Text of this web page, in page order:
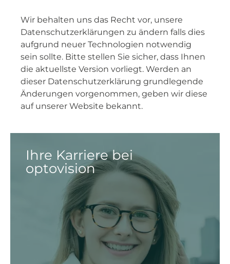
Wir behalten uns das Recht vor, unsere
Datenschutzerklärungen zu ändern falls dies
aufgrund neuer Technologien notwendig
sein sollte. Bitte stellen Sie sicher, dass Ihnen
die aktuellste Version vorliegt. Werden an
dieser Datenschutzerklärung grundlegende
Änderungen vorgenommen, geben wir diese
auf unserer Website bekannt.
Ihre Karriere bei
optovision